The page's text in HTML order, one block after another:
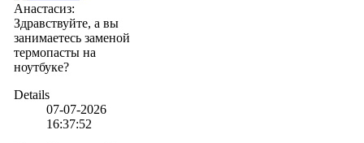
Анастасиз:
Здравствуйте, а вы
занимаетесь заменой
термопасты на
ноутбуке?
Details
07-07-2026
16:37:52